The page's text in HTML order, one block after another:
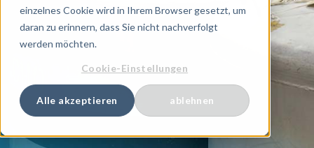
einzelnes Cookie wird in Ihrem Browser gesetzt, um
daran zu erinnern, dass Sie nicht nachverfolgt
werden möchten.
Cookie-Einstellungen
Alle akzeptieren ablehnen